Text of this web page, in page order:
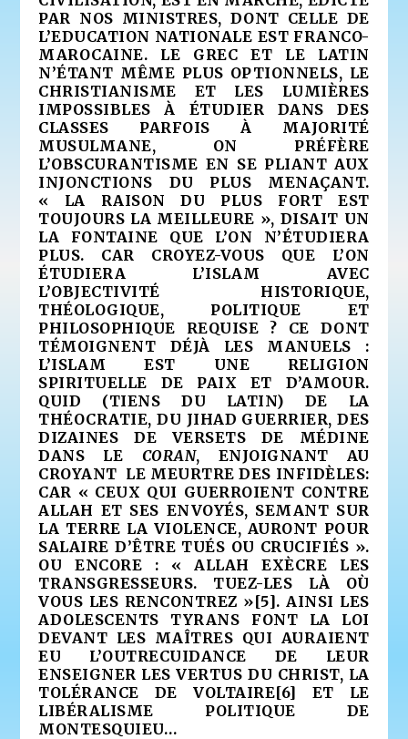
PAR NOS MINISTRES, DONT CELLE DE
L’EDUCATION NATIONALE EST FRANCO-
MAROCAINE. LE GREC ET LE LATIN
N’ÉTANT MÊME PLUS OPTIONNELS, LE
CHRISTIANISME ET LES LUMIÈRES
IMPOSSIBLES À ÉTUDIER DANS DES
CLASSES PARFOIS À MAJORITÉ
MUSULMANE, ON PRÉFÈRE
L’OBSCURANTISME EN SE PLIANT AUX
INJONCTIONS DU PLUS MENAÇANT.
« LA RAISON DU PLUS FORT EST
TOUJOURS LA MEILLEURE », DISAIT UN
LA FONTAINE QUE L’ON N’ÉTUDIERA
PLUS. CAR CROYEZ-VOUS QUE L’ON
ÉTUDIERA L’ISLAM AVEC
L’OBJECTIVITÉ HISTORIQUE,
THÉOLOGIQUE, POLITIQUE ET
PHILOSOPHIQUE REQUISE ? CE DONT
TÉMOIGNENT DÉJÀ LES MANUELS :
L’ISLAM EST UNE RELIGION
SPIRITUELLE DE PAIX ET D’AMOUR.
QUID (TIENS DU LATIN) DE LA
THÉOCRATIE, DU JIHAD GUERRIER, DES
DIZAINES DE VERSETS DE MÉDINE
DANS LE CORAN, ENJOIGNANT AU
CROYANT LE MEURTRE DES INFIDÈLES:
CAR « CEUX QUI GUERROIENT CONTRE
ALLAH ET SES ENVOYÉS, SEMANT SUR
LA TERRE LA VIOLENCE, AURONT POUR
SALAIRE D’ÊTRE TUÉS OU CRUCIFIÉS ».
OU ENCORE : « ALLAH EXÈCRE LES
TRANSGRESSEURS. TUEZ-LES LÀ OÙ
VOUS LES RENCONTREZ »[5]. AINSI LES
ADOLESCENTS TYRANS FONT LA LOI
DEVANT LES MAÎTRES QUI AURAIENT
EU L’OUTRECUIDANCE DE LEUR
ENSEIGNER LES VERTUS DU CHRIST, LA
TOLÉRANCE DE VOLTAIRE[6] ET LE
LIBÉRALISME POLITIQUE DE
MONTESQUIEU…